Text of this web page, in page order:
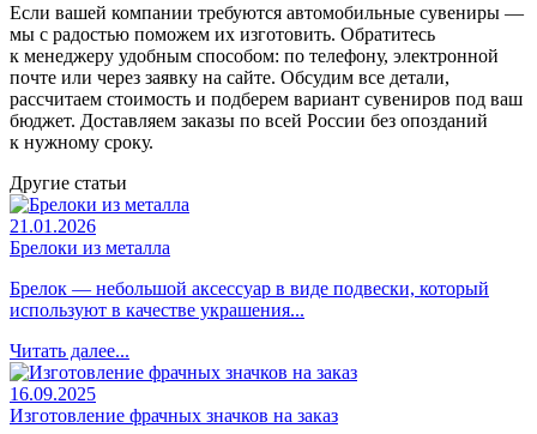
Если вашей компании требуются автомобильные сувениры —
мы с радостью поможем их изготовить. Обратитесь
к менеджеру удобным способом: по телефону, электронной
почте или через заявку на сайте. Обсудим все детали,
рассчитаем стоимость и подберем вариант сувениров под ваш
бюджет. Доставляем заказы по всей России без опозданий
к нужному сроку.
Другие статьи
21.01.2026
Брелоки из металла
Брелок — небольшой аксессуар в виде подвески, который
используют в качестве украшения...
Читать далее...
16.09.2025
Изготовление фрачных значков на заказ